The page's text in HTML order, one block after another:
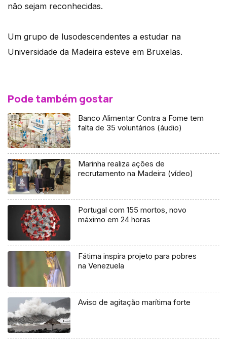
não sejam reconhecidas.
Um grupo de lusodescendentes a estudar na
Universidade da Madeira esteve em Bruxelas.
Pode também gostar
Banco Alimentar Contra a Fome tem
falta de 35 voluntários (áudio)
Marinha realiza ações de
recrutamento na Madeira (vídeo)
Portugal com 155 mortos, novo
máximo em 24 horas
Fátima inspira projeto para pobres
na Venezuela
Aviso de agitação marítima forte